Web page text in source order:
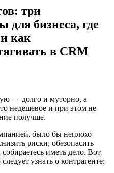
три
для бизнеса, где
как
в CRM
— долго и муторно, а
недешевое и при этом не
получше.
было бы неплохо
риски, обезопасить
иметь дело. Вот
узнать о контрагенте: